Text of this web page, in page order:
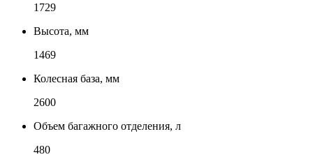
1729
Высота, мм
1469
Колесная база, мм
2600
Объем багажного отделения, л
480